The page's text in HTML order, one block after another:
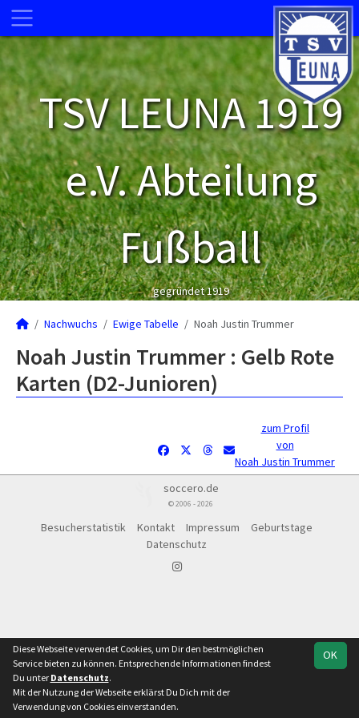
TSV LEUNA 1919
e.V. Abteilung
Fußball
gegründet 1919
Nachwuchs Ewige Tabelle Noah Justin Trummer
Noah Justin Trummer : Gelb Rote
Karten (D2-Junioren)
zum Profil
von
Noah Justin Trummer
soccero.de
© 2006 - 2026
Besucherstatistik Kontakt Impressum
Geburtstage
Datenschutz
OK
Diese Webseite verwendet Cookies, um Dir den bestmöglichen
Service bieten zu können. Entsprechende Informationen findest
Du unter Datenschutz.
Mit der Nutzung der Webseite erklärst Du Dich mit der
Verwendung von Cookies einverstanden.